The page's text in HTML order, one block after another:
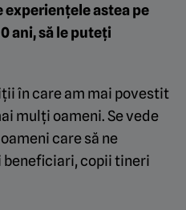
astea pe
ani, să le puteți
în care am mai povestit
mulți oameni. Se vede
care să ne
beneficiari, copii tineri